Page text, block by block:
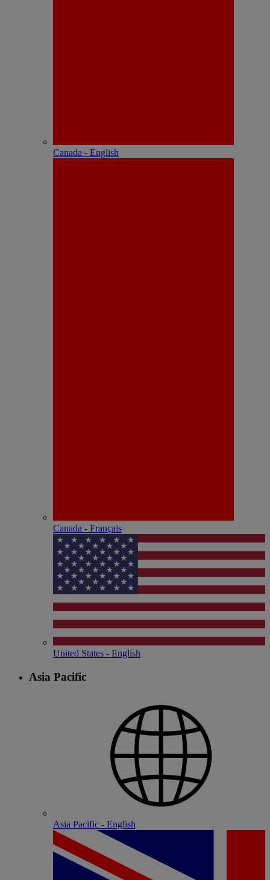
Canada - English
Canada - Français
United States - English
Asia Pacific
Asia Pacific - English